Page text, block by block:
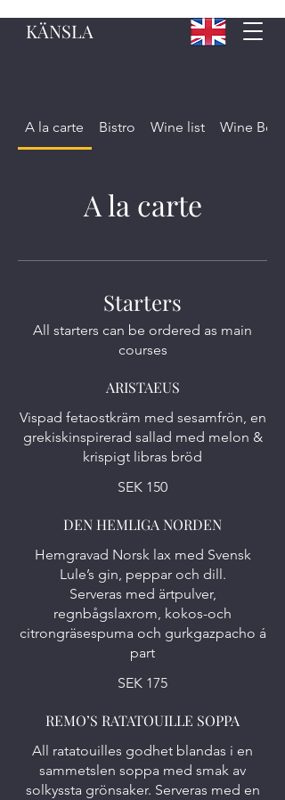
KÄNSLA
A la carte Bistro Wine list Wine
A la carte
Starters
All starters can be ordered as main
courses
ARISTAEUS
Vispad fetaostkräm med sesamfrön, en
grekiskinspirerad sallad med melon &
krispigt libras bröd
SEK 150
DEN HEMLIGA NORDEN
Hemgravad Norsk lax med Svensk
Lule’s gin, peppar och dill.
Serveras med ärtpulver,
regnbågslaxrom, kokos-och
citrongräsespuma och gurkgazpacho á
part
SEK 175
REMO’S RATATOUILLE SOPPA
All ratatouilles godhet blandas i en
sammetslen soppa med smak av
solkyssta grönsaker. Serveras med en